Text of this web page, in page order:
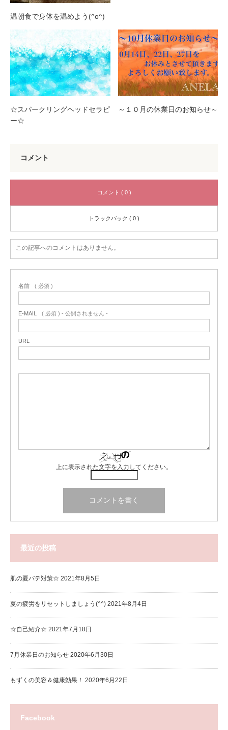
温朝食で身体を温めよう(^o^)
☆スパークリングヘッドセラピ
ー☆
～１０月の休業日のお知らせ～
コメント
コメント ( 0 )
トラックバック ( 0 )
この記事へのコメントはありません。
名前 ( 必須 )
E-MAIL ( 必須 ) - 公開されません -
URL
上に表示された文字を入力してください。
最近の投稿
肌の夏バテ対策☆ 2021年8月5日
夏の疲労をリセットしましょう(^^) 2021年8月4日
☆自己紹介☆ 2021年7月18日
7月休業日のお知らせ 2020年6月30日
もずくの美容＆健康効果！ 2020年6月22日
Facebook